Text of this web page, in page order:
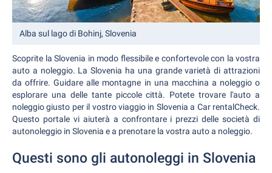
Alba sul lago di Bohinj, Slovenia
Scoprite la Slovenia in modo flessibile e confortevole con la vostra
auto a noleggio. La Slovenia ha una grande varietà di attrazioni
da offrire. Guidare alle montagne in una macchina a noleggio o
esplorare una delle tante piccole città. Potete trovare l'auto a
noleggio giusto per il vostro viaggio in Slovenia a Car rentalCheck.
Questo portale vi aiuterà a confrontare i prezzi delle società di
autonoleggio in Slovenia e a prenotare la vostra auto a noleggio.
Questi sono gli autonoleggi in Slovenia